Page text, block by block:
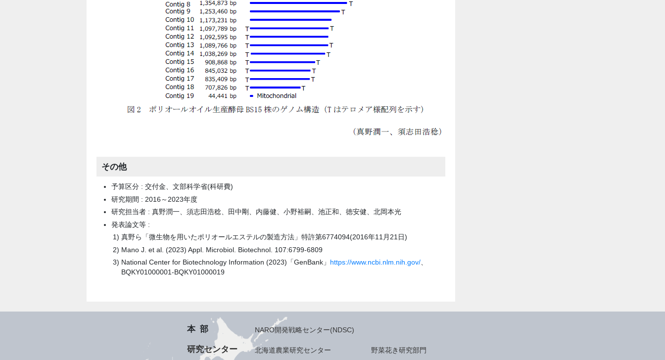
その他
予算区分 : 交付金、文部科学省(科研費)
研究期間 : 2016～2023年度
研究担当者 : 真野潤一、須志田浩稔、田中剛、内藤健、小野裕嗣、池正和、徳安健、北岡本光
発表論文等 :
真野ら「微生物を用いたポリオールエステルの製造方法」特許第6774094(2016年11月21日)
Mano J. et al. (2023) Appl. Microbiol. Biotechnol. 107:6799-6809
National Center for Biotechnology Information (2023)「GenBank」 https://www.ncbi.nlm.nih.gov/、
BQKY01000001-BQKY01000019
本部 NARO開発戦略センター(NDSC)
研究センター 北海道農業研究センター 野菜花き研究部門